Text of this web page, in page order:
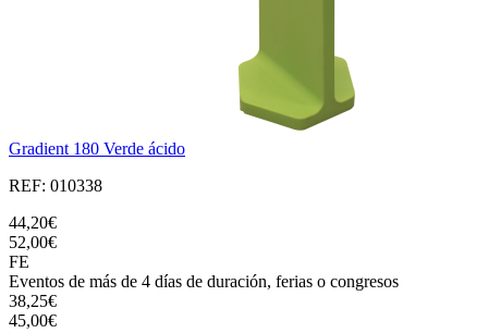
Gradient 180 Verde ácido
REF: 010338
44,20€
52,00€
FE
Eventos de más de 4 días de duración, ferias o congresos
38,25€
45,00€